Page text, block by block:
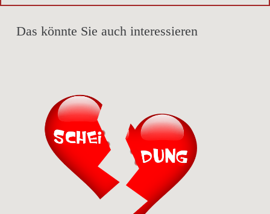
Das könnte Sie auch interessieren